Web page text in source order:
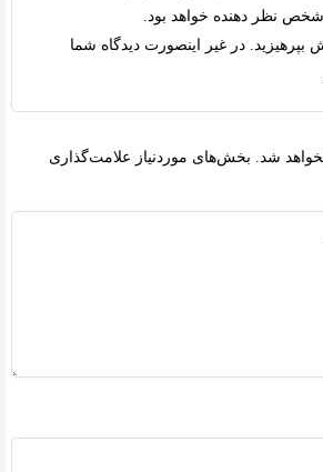
نظر دهنده خواهد بود.
بپرهیزید. در غیر اینصورت دیدگاه شما
شد. بخش‌های موردنیاز علامت‌گذاری